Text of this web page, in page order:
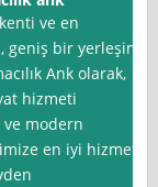
ve en
geniş bir yerleşim
Ank olarak,
hizmeti
ve modern
en iyi hizmeti